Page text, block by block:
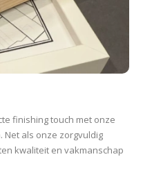
finishing touch met onze
als onze zorgvuldig
kwaliteit en vakmanschap